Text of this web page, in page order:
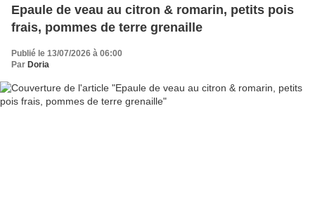
Epaule de veau au citron & romarin, petits pois
frais, pommes de terre grenaille
Publié le 13/07/2026 à 06:00
Par Doria